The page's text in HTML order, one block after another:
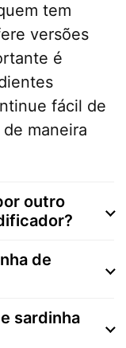
tem
versões
é
fácil de
maneira
outro
de
sardinha